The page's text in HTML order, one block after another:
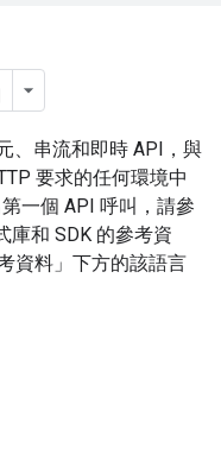
、串流和即時 API，與
要求的任何環境中
一個 API 呼叫，請參
庫和 SDK 的參考資
資料」 下方的該語言